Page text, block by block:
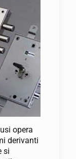
opera
derivanti
si